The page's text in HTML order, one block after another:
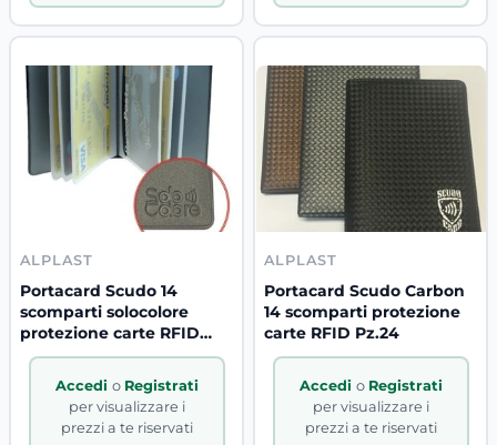
ALPLAST
Portacard Scudo 14
scomparti solocolore
protezione carte RFID
Pz.24
Accedi o Registrati
per visualizzare i
prezzi a te riservati
ALPLAST
Portacard Scudo Carbon
14 scomparti protezione
carte RFID Pz.24
Accedi o Registrati
per visualizzare i
prezzi a te riservati